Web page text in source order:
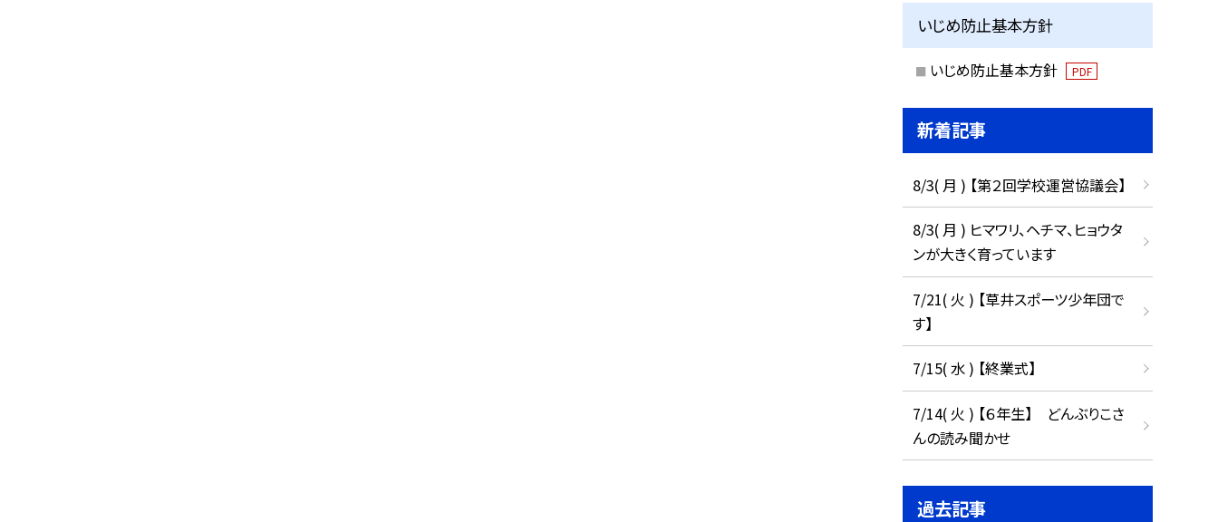
いじめ防止基本方針
いじめ防止基本方針 PDF
新着記事
8/3( 月 ) 【第２回学校運営協議会】
8/3( 月 ) ヒマワリ、ヘチマ、ヒョウタ
ンが大きく育っています
7/21( 火 ) 【草井スポーツ少年団で
す】
7/15( 水 ) 【終業式】
7/14( 火 ) 【６年生】 どんぶりこさ
んの読み聞かせ
過去記事